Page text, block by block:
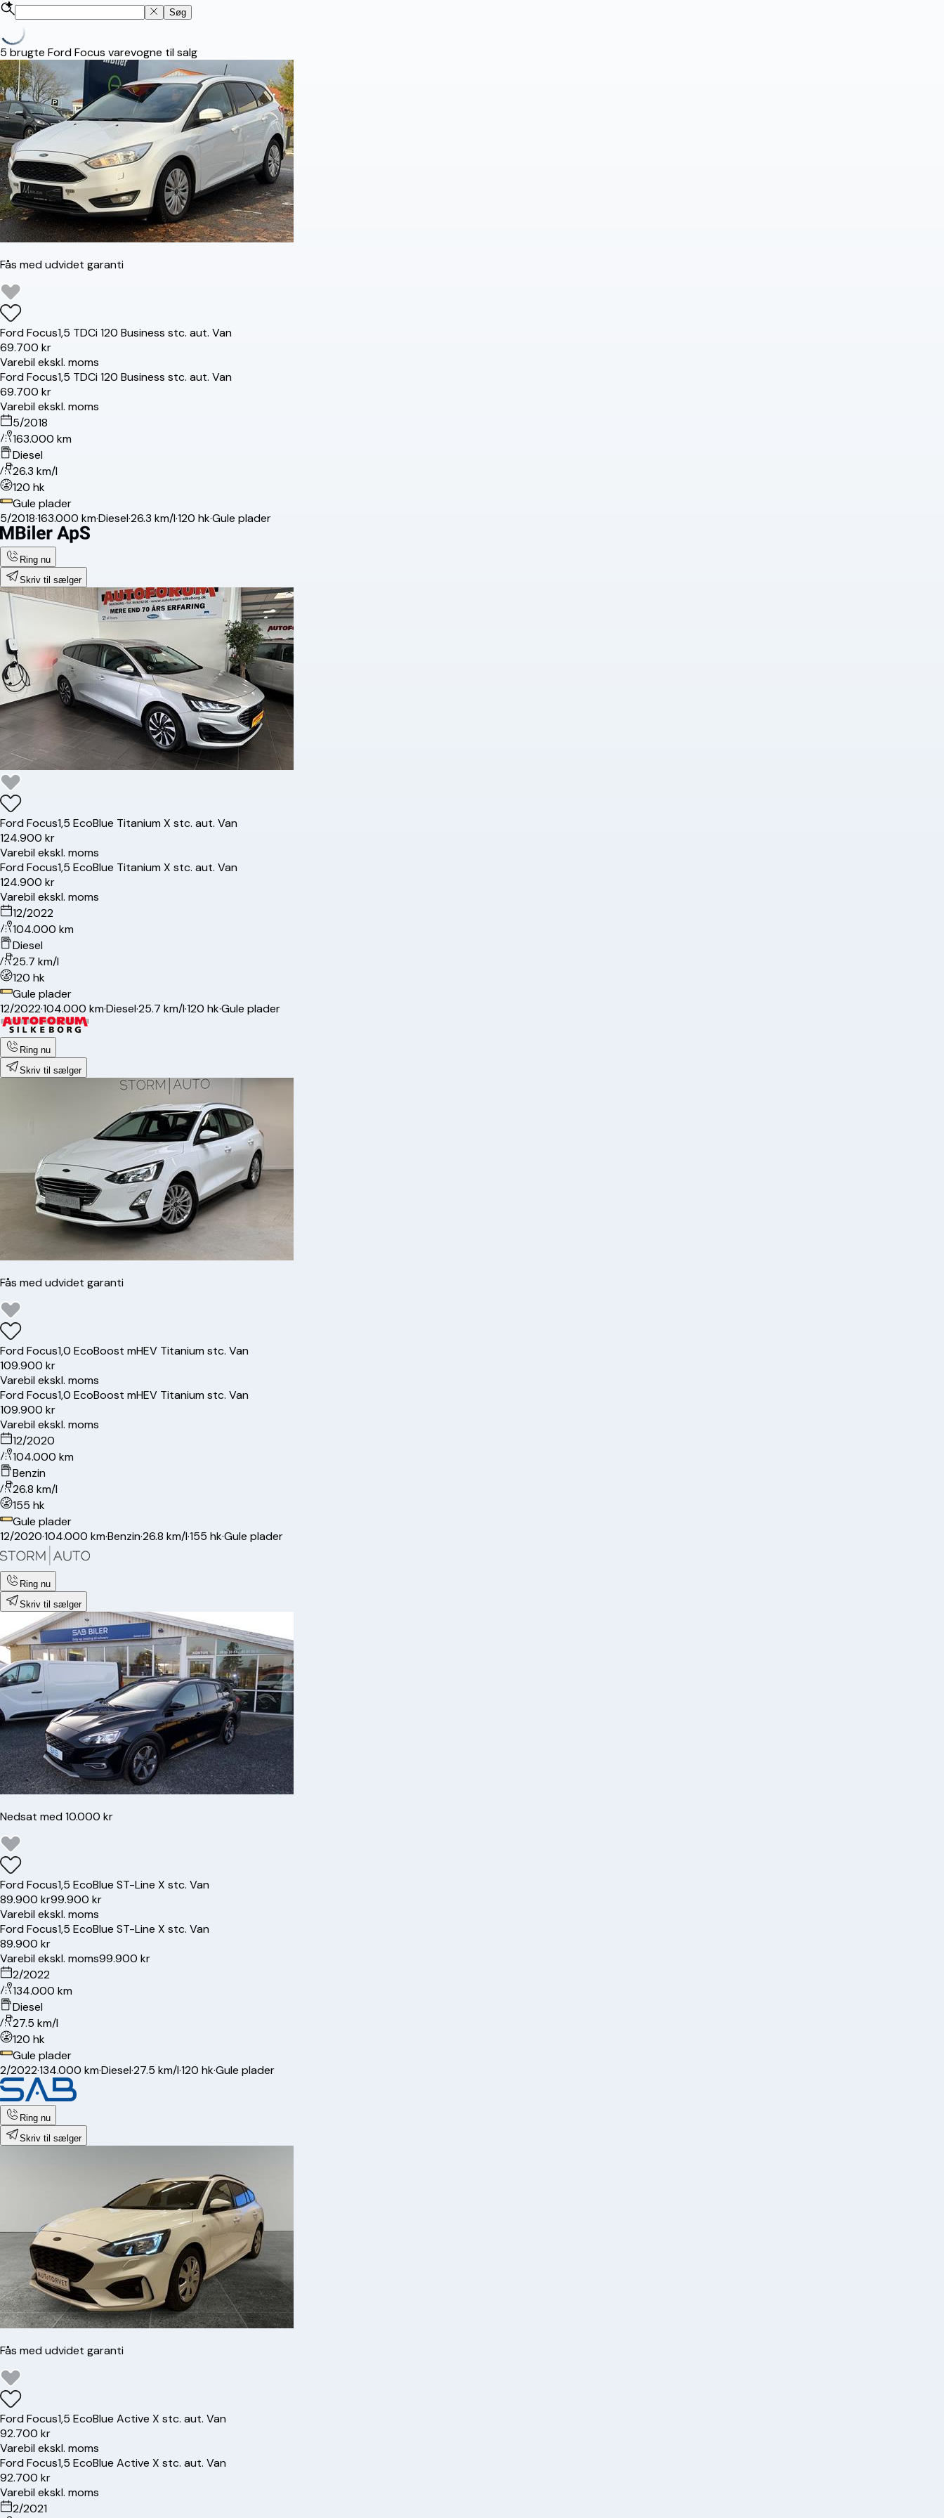
Søg
5 brugte Ford Focus varevogne til salg
Fås med udvidet garanti
FordFocus1,5 TDCi 120 Business stc. aut. Van
69.700 kr
Varebil ekskl. moms
FordFocus1,5 TDCi 120 Business stc. aut. Van
69.700 kr
Varebil ekskl. moms
5/2018
163.000 km
Diesel
26.3 km/l
120 hk
Gule plader
5/2018·163.000 km·Diesel·26.3 km/l·120 hk·Gule plader
Ring nu
Skriv til sælger
FordFocus1,5 EcoBlue Titanium X stc. aut. Van
124.900 kr
Varebil ekskl. moms
FordFocus1,5 EcoBlue Titanium X stc. aut. Van
124.900 kr
Varebil ekskl. moms
12/2022
104.000 km
Diesel
25.7 km/l
120 hk
Gule plader
12/2022·104.000 km·Diesel·25.7 km/l·120 hk·Gule plader
Ring nu
Skriv til sælger
Fås med udvidet garanti
FordFocus1,0 EcoBoost mHEV Titanium stc. Van
109.900 kr
Varebil ekskl. moms
FordFocus1,0 EcoBoost mHEV Titanium stc. Van
109.900 kr
Varebil ekskl. moms
12/2020
104.000 km
Benzin
26.8 km/l
155 hk
Gule plader
12/2020·104.000 km·Benzin·26.8 km/l·155 hk·Gule plader
Ring nu
Skriv til sælger
Nedsat med 10.000 kr
FordFocus1,5 EcoBlue ST-Line X stc. Van
89.900 kr99.900 kr
Varebil ekskl. moms
FordFocus1,5 EcoBlue ST-Line X stc. Van
89.900 kr
Varebil ekskl. moms99.900 kr
2/2022
134.000 km
Diesel
27.5 km/l
120 hk
Gule plader
2/2022·134.000 km·Diesel·27.5 km/l·120 hk·Gule plader
Ring nu
Skriv til sælger
Fås med udvidet garanti
FordFocus1,5 EcoBlue Active X stc. aut. Van
92.700 kr
Varebil ekskl. moms
FordFocus1,5 EcoBlue Active X stc. aut. Van
92.700 kr
Varebil ekskl. moms
2/2021